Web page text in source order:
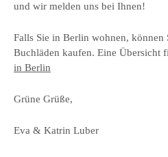
und wir melden uns bei Ihnen!
Falls Sie in Berlin wohnen, können
Buchläden kaufen. Eine Übersicht
in Berlin
Grüne Grüße,
Eva & Katrin Luber